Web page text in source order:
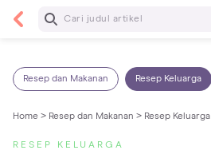
Baca Selanjutnya
Resep dan Makanan Resep Keluarga
Home > Resep dan Makanan > Resep Keluarga
RESEP KELUARGA